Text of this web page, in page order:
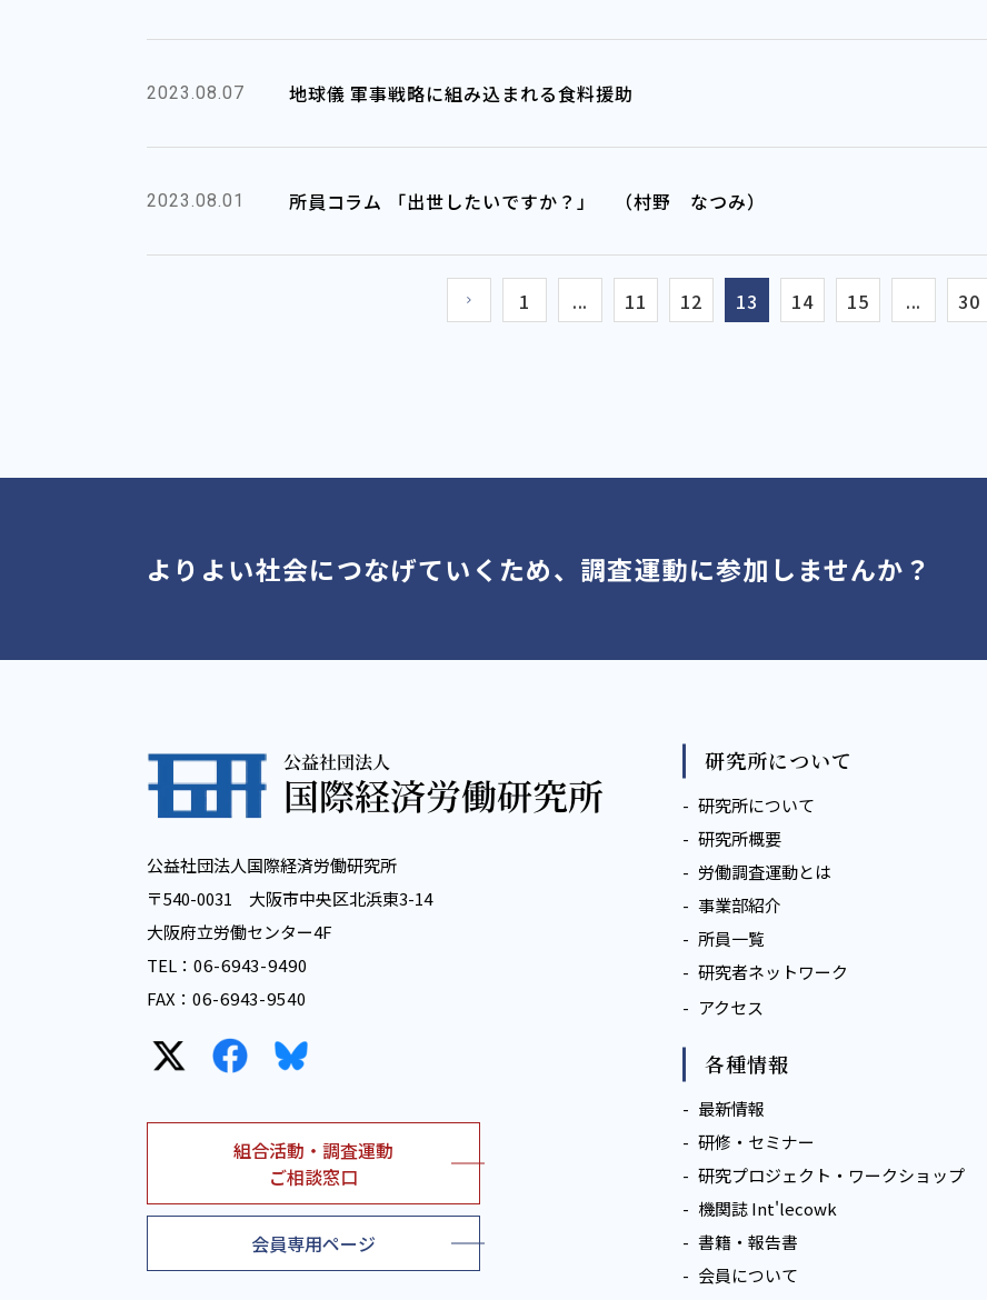
2023.08.07 地球儀 軍事戦略に組み込まれる食料援助
2023.08.01 所員コラム 「出世したいですか？」 （村野 なつみ）
1 ... 11 12 13 14 15 ... 30
よりよい社会につなげていくため、調査運動に参加しませんか？
公益社団法人国際経済労働研究所
〒540-0031 大阪市中央区北浜東3-14
大阪府立労働センター4F
TEL： 06-6943-9490
FAX： 06-6943-9540
組合活動・調査運動
ご相談窓口
会員専用ページ
研究所について
研究所について
研究所概要
労働調査運動とは
事業部紹介
所員一覧
研究者ネットワーク
アクセス
各種情報
最新情報
研修・セミナー
研究プロジェクト・ワークショップ
機関誌 Int'lecowk
書籍・報告書
会員について